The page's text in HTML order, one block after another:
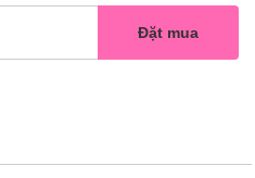
Đặt mua